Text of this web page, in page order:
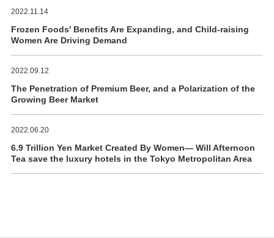
2022.11.14
Frozen Foods' Benefits Are Expanding, and Child-raising
Women Are Driving Demand
2022.09.12
The Penetration of Premium Beer, and a Polarization of the
Growing Beer Market
2022.06.20
6.9 Trillion Yen Market Created By Women― Will Afternoon
Tea save the luxury hotels in the Tokyo Metropolitan Area